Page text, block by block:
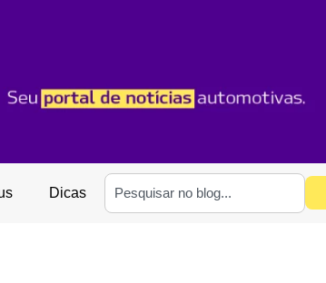
Dicas